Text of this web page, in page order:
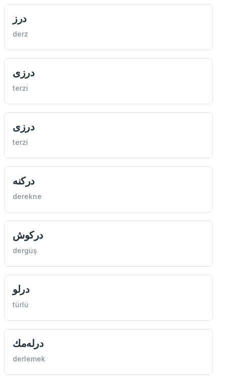
درز
derz
درزی
terzi
درزی
terzi
دركنه
derekne
دركوش
dergüş
درلو
türlü
درله‌مك
derlemek